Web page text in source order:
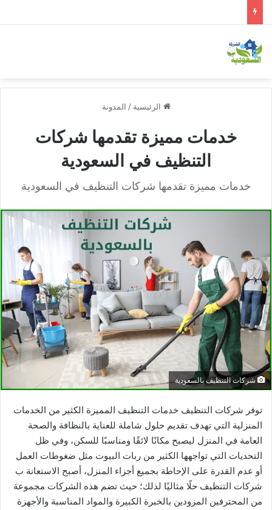
الرئيسية / المدونة
خدمات مميزة تقدمها شركات
التنظيف في السعودية
خدمات مميزة تقدمها شركات التنظيف في السعودية
شركات التنظيف بالسعودية
توفر شركات التنظيف خدمات التنظيف المميزة الكثير من الخدمات
المنزلية التي تهدف تقديم حلول شاملة للعناية بالنظافة والصحة
العامة في المنزل ليصبح مكانًا لائقًا ومناسبًا للسكن، وفي ظل
التحديات التي تواجهها الكثير من ربات البيوت مثل ضغوطات العمل
أو عدم القدرة على الإحاطة بجميع أجزاء المنزل، أصبح الاستعانة ب
شركات التنظيف حلًا مثاليًا لذلك؛ حيث تضم هذه الشركات مجموعة
من المحترفين المزودين بالخبرة الكبيرة والمواد المناسبة والأجهزة